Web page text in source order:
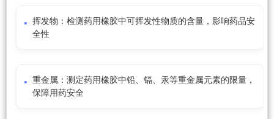
挥发物：检测药用橡胶中可挥发性物质的含量，影响药品安
全性
重金属：测定药用橡胶中铅、镉、汞等重金属元素的限量，
保障用药安全